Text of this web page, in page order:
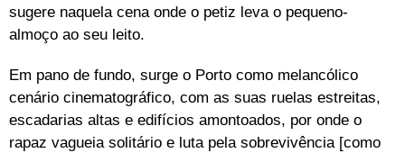
sugere naquela cena onde o petiz leva o pequeno-
almoço ao seu leito.
Em pano de fundo, surge o Porto como melancólico
cenário cinematográfico, com as suas ruelas estreitas,
escadarias altas e edifícios amontoados, por onde o
rapaz vagueia solitário e luta pela sobrevivência [como